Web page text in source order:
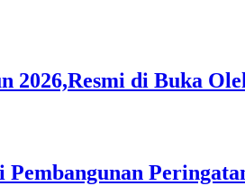
2026,Resmi di Buka